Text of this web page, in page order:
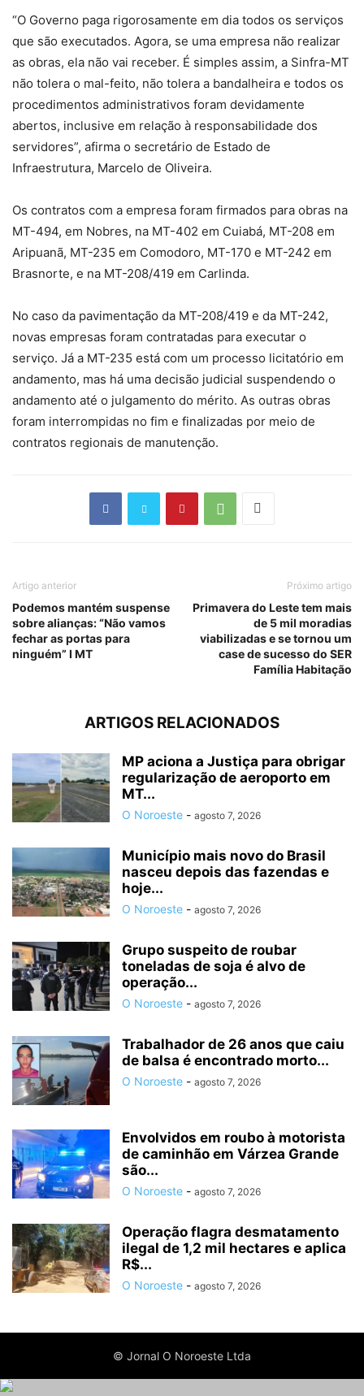
“O Governo paga rigorosamente em dia todos os serviços
que são executados. Agora, se uma empresa não realizar
as obras, ela não vai receber. É simples assim, a Sinfra-MT
não tolera o mal-feito, não tolera a bandalheira e todos os
procedimentos administrativos foram devidamente
abertos, inclusive em relação à responsabilidade dos
servidores”, afirma o secretário de Estado de
Infraestrutura, Marcelo de Oliveira.
Os contratos com a empresa foram firmados para obras na
MT-494, em Nobres, na MT-402 em Cuiabá, MT-208 em
Aripuanã, MT-235 em Comodoro, MT-170 e MT-242 em
Brasnorte, e na MT-208/419 em Carlinda.
No caso da pavimentação da MT-208/419 e da MT-242,
novas empresas foram contratadas para executar o
serviço. Já a MT-235 está com um processo licitatório em
andamento, mas há uma decisão judicial suspendendo o
andamento até o julgamento do mérito. As outras obras
foram interrompidas no fim e finalizadas por meio de
contratos regionais de manutenção.
Artigo anterior
Podemos mantém suspense
sobre alianças: “Não vamos
fechar as portas para
ninguém” I MT
Próximo artigo
Primavera do Leste tem mais
de 5 mil moradias
viabilizadas e se tornou um
case de sucesso do SER
Família Habitação
ARTIGOS RELACIONADOS
MP aciona a Justiça para obrigar
regularização de aeroporto em
MT...
O Noroeste - agosto 7, 2026
Município mais novo do Brasil
nasceu depois das fazendas e
hoje...
O Noroeste - agosto 7, 2026
Grupo suspeito de roubar
toneladas de soja é alvo de
operação...
O Noroeste - agosto 7, 2026
Trabalhador de 26 anos que caiu
de balsa é encontrado morto...
O Noroeste - agosto 7, 2026
Envolvidos em roubo à motorista
de caminhão em Várzea Grande
são...
O Noroeste - agosto 7, 2026
Operação flagra desmatamento
ilegal de 1,2 mil hectares e aplica
R$...
O Noroeste - agosto 7, 2026
© Jornal O Noroeste Ltda